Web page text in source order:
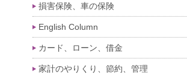
損害保険、車の保険
English Column
カード、ローン、借金
家計のやりくり、節約、管理